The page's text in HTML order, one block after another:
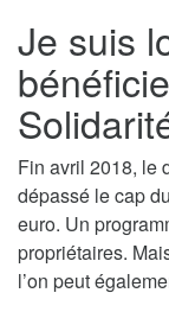
Je suis
Fin avril 2018, le
dépassé le cap
euro. Un
propriétaires.
l’on peut